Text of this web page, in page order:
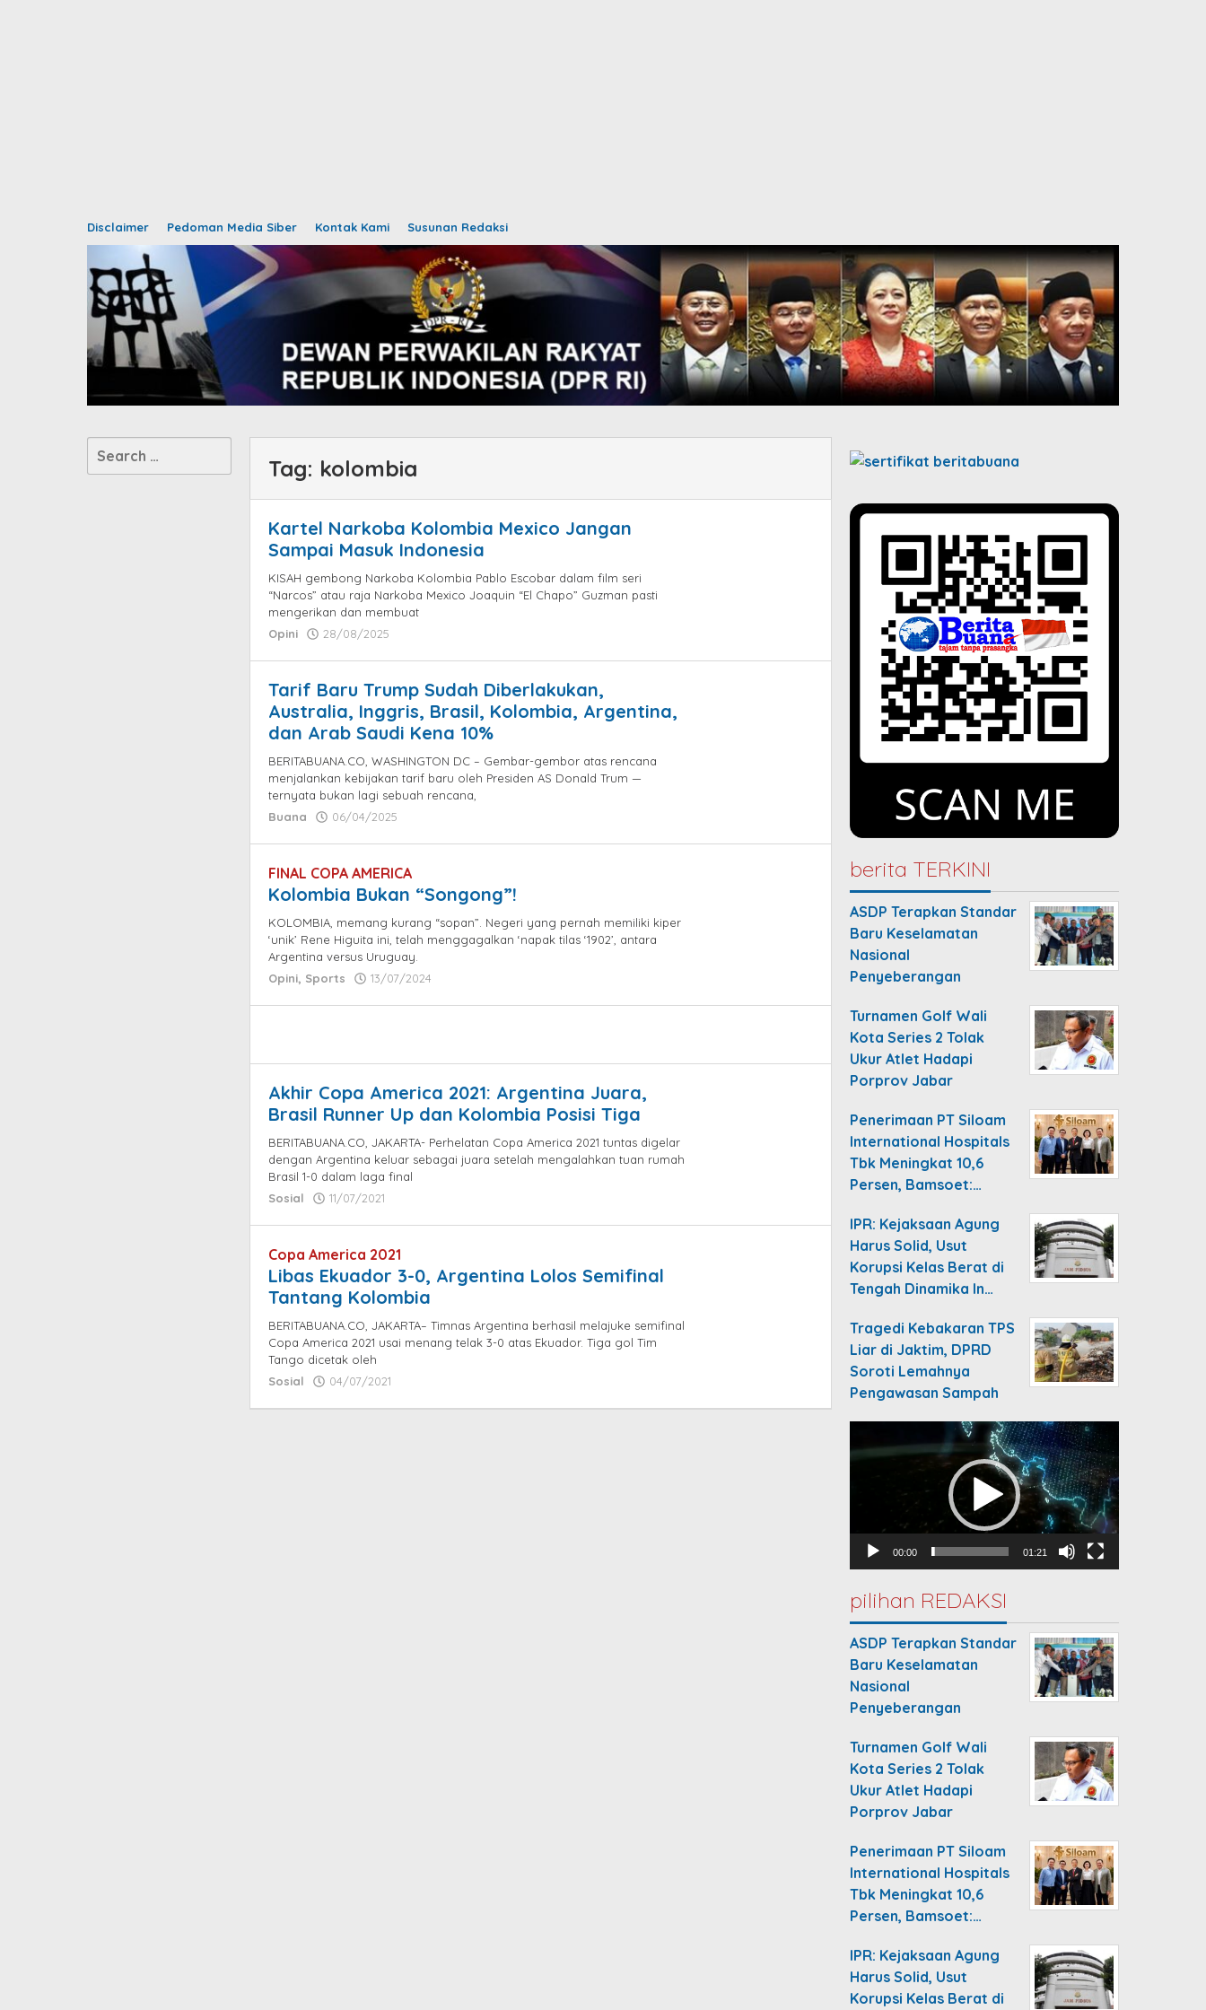
Disclaimer Pedoman Media Siber Kontak Kami Susunan Redaksi
Search
for:
Tag: kolombia
Kartel Narkoba Kolombia Mexico Jangan
Sampai Masuk Indonesia
KISAH gembong Narkoba Kolombia Pablo Escobar dalam film seri
“Narcos” atau raja Narkoba Mexico Joaquin “El Chapo” Guzman pasti
mengerikan dan membuat
Opini
28/08/2025
Tarif Baru Trump Sudah Diberlakukan,
Australia, Inggris, Brasil, Kolombia, Argentina,
dan Arab Saudi Kena 10%
BERITABUANA.CO, WASHINGTON DC – Gembar-gembor atas rencana
menjalankan kebijakan tarif baru oleh Presiden AS Donald Trum —
ternyata bukan lagi sebuah rencana,
Buana
06/04/2025
FINAL COPA AMERICA
Kolombia Bukan “Songong”!
KOLOMBIA, memang kurang “sopan”. Negeri yang pernah memiliki kiper
‘unik’ Rene Higuita ini, telah menggagalkan ‘napak tilas ‘1902’, antara
Argentina versus Uruguay.
Opini, Sports 13/07/2024
Akhir Copa America 2021: Argentina Juara,
Brasil Runner Up dan Kolombia Posisi Tiga
BERITABUANA.CO, JAKARTA- Perhelatan Copa America 2021 tuntas digelar
dengan Argentina keluar sebagai juara setelah mengalahkan tuan rumah
Brasil 1-0 dalam laga final
Sosial
11/07/2021
Copa America 2021
Libas Ekuador 3-0, Argentina Lolos Semifinal
Tantang Kolombia
BERITABUANA.CO, JAKARTA– Timnas Argentina berhasil melajuke semifinal
Copa America 2021 usai menang telak 3-0 atas Ekuador. Tiga gol Tim
Tango dicetak oleh
Sosial
04/07/2021
berita TERKINI
ASDP Terapkan Standar
Baru Keselamatan
Nasional
Penyeberangan
Turnamen Golf Wali
Kota Series 2 Tolak
Ukur Atlet Hadapi
Porprov Jabar
Penerimaan PT Siloam
International Hospitals
Tbk Meningkat 10,6
Persen, Bamsoet:…
IPR: Kejaksaan Agung
Harus Solid, Usut
Korupsi Kelas Berat di
Tengah Dinamika In…
Tragedi Kebakaran TPS
Liar di Jaktim, DPRD
Soroti Lemahnya
Pengawasan Sampah
Player
00:00 01:21
pilihan REDAKSI
ASDP Terapkan Standar
Baru Keselamatan
Nasional
Penyeberangan
Turnamen Golf Wali
Kota Series 2 Tolak
Ukur Atlet Hadapi
Porprov Jabar
Penerimaan PT Siloam
International Hospitals
Tbk Meningkat 10,6
Persen, Bamsoet:…
IPR: Kejaksaan Agung
Harus Solid, Usut
Korupsi Kelas Berat di